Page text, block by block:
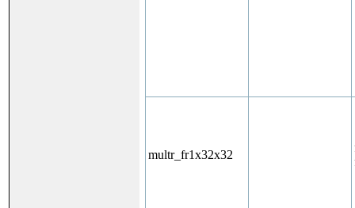
multr_fr1x32x32